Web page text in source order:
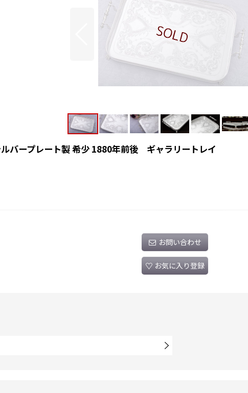
バープレート製 希少 1880年前後 ギャラリートレイ
お問い合わせ
お気に入り登録